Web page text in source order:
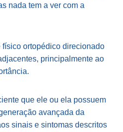
nada tem a ver com a
físico ortopédico direcionado
principalmente ao
que ele ou ela possuem
avançada da
sinais e sintomas descritos